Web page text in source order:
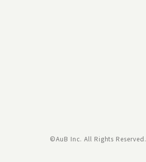
©AuB Inc. All Rights Reserved.